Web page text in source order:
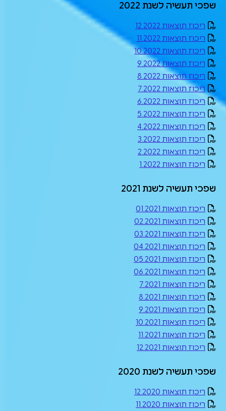
שפכי תעשיה לשנת 2022
ריכוז תוצאות 12.2022
ריכוז תוצאות 11.2022
ריכוז תוצאות 10.2022
ריכוז תוצאות 9.2022
ריכוז תוצאות 8.2022
ריכוז תוצאות 7.2022
ריכוז תוצאות 6.2022
ריכוז תוצאות 5.2022
ריכוז תוצאות 4.2022
ריכוז תוצאות 3.2022
ריכוז תוצאות 2.2022
ריכוז תוצאות 1.2022
שפכי תעשיה לשנת 2021
ריכוז תוצאות 01.2021
ריכוז תוצאות 02.2021
ריכוז תוצאות 03.2021
ריכוז תוצאות 04.2021
ריכוז תוצאות 05.2021
ריכוז תוצאות 06.2021
ריכוז תוצאות 7.2021
ריכוז תוצאות 8.2021
ריכוז תוצאות 9.2021
ריכוז תוצאות 10.2021
ריכוז תוצאות 11.2021
ריכוז תוצאות 12.2021
שפכי תעשיה לשנת 2020
ריכוז תוצאות 12.2020
ריכוז תוצאות 11.2020